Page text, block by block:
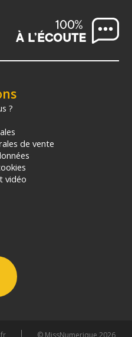
?
de vente
vidéo
© MissNumerique 2026